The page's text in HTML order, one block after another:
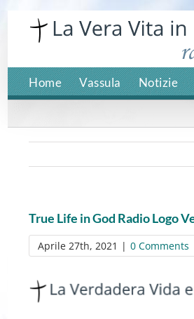
Home Vassula Notizie
True Life in God Radio Logo
Aprile 27th, 2021 | 0 Comments